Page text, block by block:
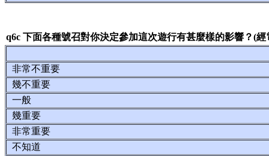
q6c 下面各種號召對你決定參加這次遊行有甚麼樣的影響？(
非常不重要
幾不重要
一般
幾重要
非常重要
不知道